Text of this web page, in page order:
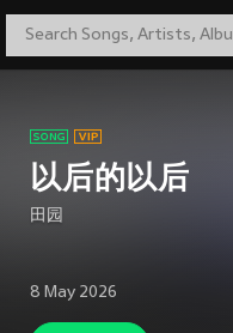
以后的以后
田园
8 May 2026